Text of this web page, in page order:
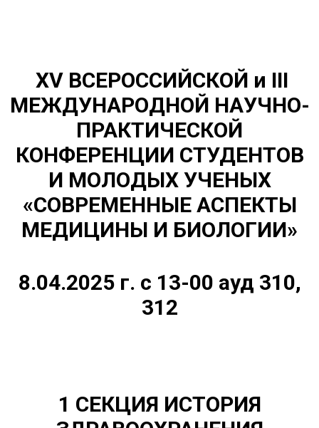
XV ВСЕРОССИЙСКОЙ и III
МЕЖДУНАРОДНОЙ НАУЧНО-
ПРАКТИЧЕСКОЙ
КОНФЕРЕНЦИИ СТУДЕНТОВ
И МОЛОДЫХ УЧЕНЫХ
«СОВРЕМЕННЫЕ АСПЕКТЫ
МЕДИЦИНЫ И БИОЛОГИИ»
8.04.2025 г. с 13-00 ауд 310,
312
1 СЕКЦИЯ ИСТОРИЯ